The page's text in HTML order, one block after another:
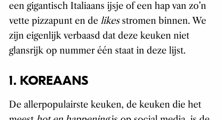
een gigantisch Italiaans ijsje of een hap van zo’n
vette pizzapunt en de likesstromen binnen. We
zijn eigenlijk verbaasd dat deze keuken niet
glansrijk op nummer één staat in deze lijst.
1. KOREAANS
De allerpopulairste keuken, de keuken die het